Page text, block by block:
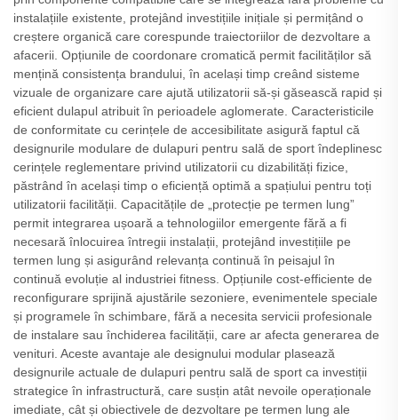
instalațiile existente, protejând investițiile inițiale și permițând o
creștere organică care corespunde traiectoriilor de dezvoltare a
afacerii. Opțiunile de coordonare cromatică permit facilităților să
mențină consistența brandului, în același timp creând sisteme
vizuale de organizare care ajută utilizatorii să-și găsească rapid și
eficient dulapul atribuit în perioadele aglomerate. Caracteristicile
de conformitate cu cerințele de accesibilitate asigură faptul că
designurile modulare de dulapuri pentru sală de sport îndeplinesc
cerințele reglementare privind utilizatorii cu dizabilități fizice,
păstrând în același timp o eficiență optimă a spațiului pentru toți
utilizatorii facilității. Capacitățile de „protecție pe termen lung”
permit integrarea ușoară a tehnologiilor emergente fără a fi
necesară înlocuirea întregii instalații, protejând investițiile pe
termen lung și asigurând relevanța continuă în peisajul în
continuă evoluție al industriei fitness. Opțiunile cost-efficiente de
reconfigurare sprijină ajustările sezoniere, evenimentele speciale
și programele în schimbare, fără a necesita servicii profesionale
de instalare sau închiderea facilității, care ar afecta generarea de
venituri. Aceste avantaje ale designului modular plasează
designurile actuale de dulapuri pentru sală de sport ca investiții
strategice în infrastructură, care susțin atât nevoile operaționale
imediate, cât și obiectivele de dezvoltare pe termen lung ale